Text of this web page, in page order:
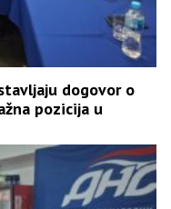
dogovor o
pozicija u